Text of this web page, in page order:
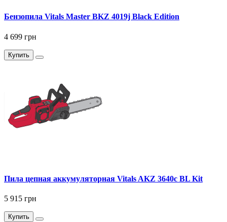
Бензопила Vitals Master BKZ 4019j Black Edition
4 699 грн
Купить
Пила цепная аккумуляторная Vitals AKZ 3640c BL Kit
5 915 грн
Купить